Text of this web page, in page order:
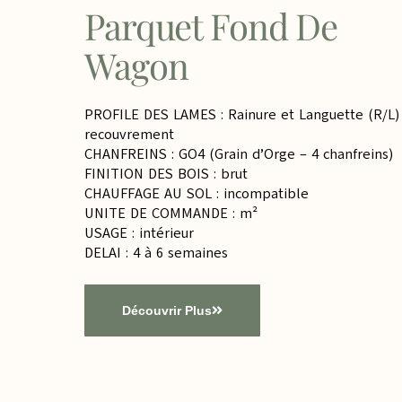
Parquet Fond De
Wagon
PROFILE DES LAMES : Rainure et Languette (R/
recouvrement
CHANFREINS : GO4 (Grain d’Orge – 4 chanfreins)
FINITION DES BOIS : brut
CHAUFFAGE AU SOL : incompatible
UNITE DE COMMANDE : m²
USAGE : intérieur
DELAI : 4 à 6 semaines
Découvrir Plus